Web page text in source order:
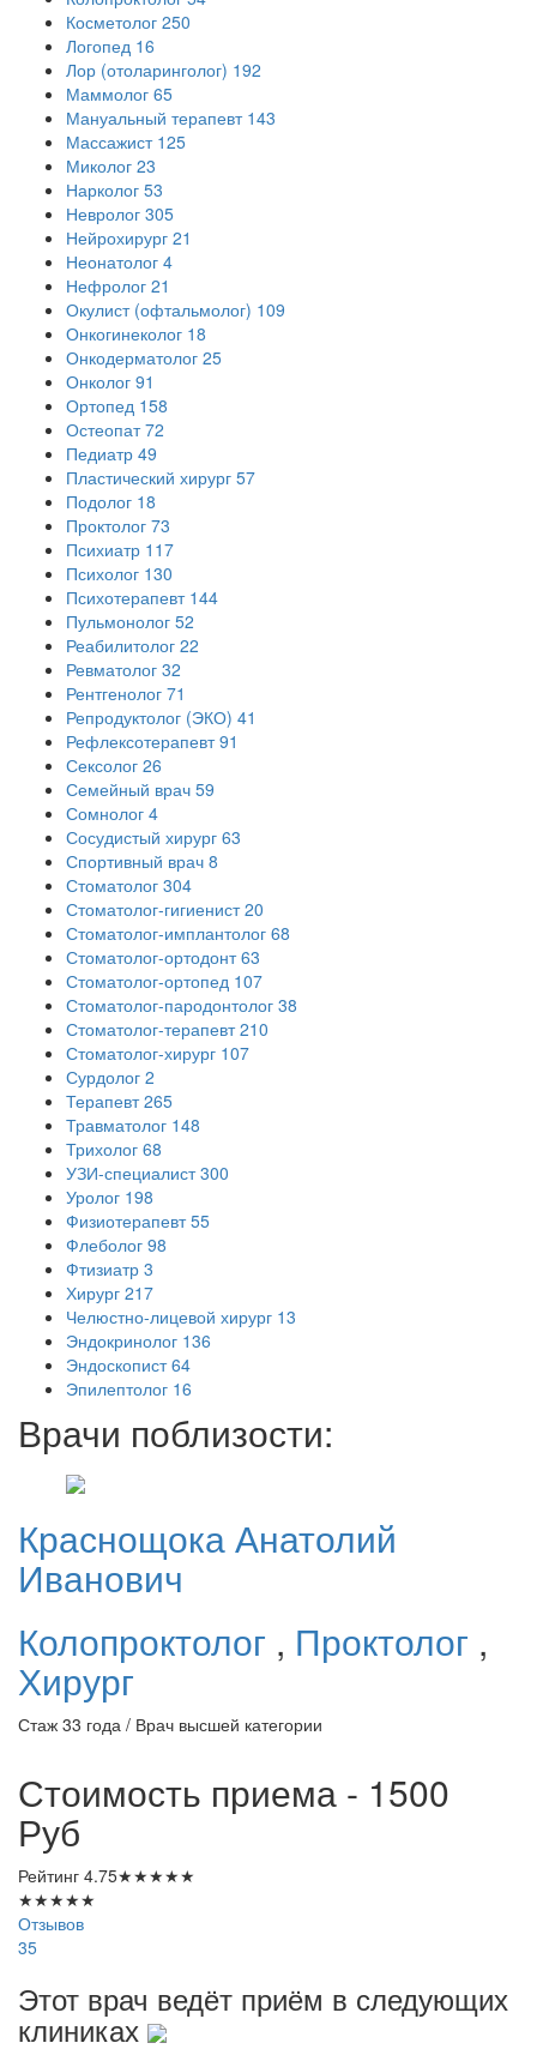
Косметолог 250
Логопед 16
Лор (отоларинголог) 192
Маммолог 65
Мануальный терапевт 143
Массажист 125
Миколог 23
Нарколог 53
Невролог 305
Нейрохирург 21
Неонатолог 4
Нефролог 21
Окулист (офтальмолог) 109
Онкогинеколог 18
Онкодерматолог 25
Онколог 91
Ортопед 158
Остеопат 72
Педиатр 49
Пластический хирург 57
Подолог 18
Проктолог 73
Психиатр 117
Психолог 130
Психотерапевт 144
Пульмонолог 52
Реабилитолог 22
Ревматолог 32
Рентгенолог 71
Репродуктолог (ЭКО) 41
Рефлексотерапевт 91
Сексолог 26
Семейный врач 59
Сомнолог 4
Сосудистый хирург 63
Спортивный врач 8
Стоматолог 304
Стоматолог-гигиенист 20
Стоматолог-имплантолог 68
Стоматолог-ортодонт 63
Стоматолог-ортопед 107
Стоматолог-пародонтолог 38
Стоматолог-терапевт 210
Стоматолог-хирург 107
Сурдолог 2
Терапевт 265
Травматолог 148
Трихолог 68
УЗИ-специалист 300
Уролог 198
Физиотерапевт 55
Флеболог 98
Фтизиатр 3
Хирург 217
Челюстно-лицевой хирург 13
Эндокринолог 136
Эндоскопист 64
Эпилептолог 16
Врачи поблизости:
КраснощокаАнатолий
Иванович
Колопроктолог , Проктолог ,
Хирург
Стаж 33 года / Врач высшей категории
Стоимость приема - 1500
Руб
Рейтинг 4.75★★★★★
★★★★★
Отзывов
35
Этот врач ведёт приём в следующих
клиниках